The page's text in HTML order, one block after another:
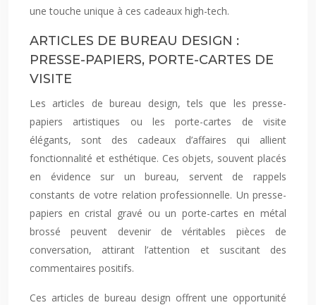
une touche unique à ces cadeaux high-tech.
ARTICLES DE BUREAU DESIGN :
PRESSE-PAPIERS, PORTE-CARTES DE
VISITE
Les articles de bureau design, tels que les presse-
papiers artistiques ou les porte-cartes de visite
élégants, sont des cadeaux d’affaires qui allient
fonctionnalité et esthétique. Ces objets, souvent placés
en évidence sur un bureau, servent de rappels
constants de votre relation professionnelle. Un presse-
papiers en cristal gravé ou un porte-cartes en métal
brossé peuvent devenir de véritables pièces de
conversation, attirant l’attention et suscitant des
commentaires positifs.
Ces articles de bureau design offrent une opportunité